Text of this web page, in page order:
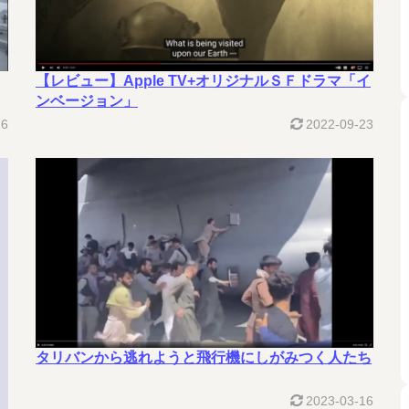
【レビュー】Apple TV+オリジナルＳＦドラマ「イ
ンベージョン」
2022-09-23
タリバンから逃れようと飛行機にしがみつく人たち
2023-03-16